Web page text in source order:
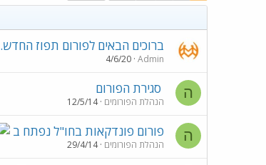
ברוכים הבאים לפורום תפוז החדש.
Admin
4/6/20
ה סגירת הפורום
הנהלת הפורומים 12/5/14
ה פורום פונדקאות בחו"ל נפתח ב
הנהלת הפורומים 29/4/14